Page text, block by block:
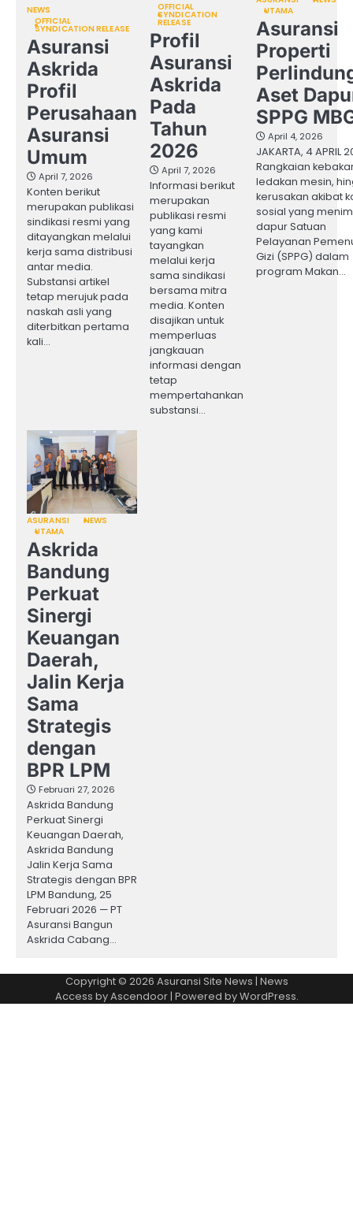
NEWS
OFFICIAL
SYNDICATION RELEASE
Asuransi
Askrida
Profil
Perusahaan
Asuransi
Umum
April 7, 2026
Konten berikut
merupakan publikasi
sindikasi resmi yang
ditayangkan melalui
kerja sama distribusi
antar media.
Substansi artikel
tetap merujuk pada
naskah asli yang
diterbitkan pertama
kali…
OFFICIAL
SYNDICATION
RELEASE
Profil
Asuransi
Askrida
Pada
Tahun
2026
April 7, 2026
Informasi berikut
merupakan
publikasi resmi
yang kami
tayangkan
melalui kerja
sama sindikasi
bersama mitra
media. Konten
disajikan untuk
memperluas
jangkauan
informasi dengan
tetap
mempertahankan
substansi…
UTAMA
Asuransi
Properti
Aset
SPPG
April 4, 2026
JAKARTA, 4 APRIL
Rangkaian
ledakan mesin,
kerusakan akibat
sosial yang
dapur Satuan
Pelayanan
Gizi (SPPG) dalam
program Makan…
ASURANSI
NEWS
UTAMA
Askrida
Bandung
Perkuat
Sinergi
Keuangan
Daerah,
Jalin Kerja
Sama
Strategis
dengan
BPR LPM
Februari 27, 2026
Askrida Bandung
Perkuat Sinergi
Keuangan Daerah,
Askrida Bandung
Jalin Kerja Sama
Strategis dengan BPR
LPM Bandung, 25
Februari 2026 — PT
Asuransi Bangun
Askrida Cabang…
Copyright © 2026 Asuransi Site News | News
Access byAscendoor| Powered byWordPress.